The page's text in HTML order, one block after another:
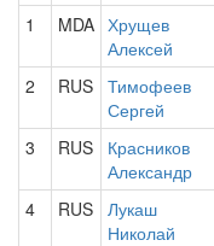
1
MDA Хрущев
Алексей
2 RUS Тимофеев
Сергей
3 RUS
Красников
Александр
4 RUS Лукаш
Николай